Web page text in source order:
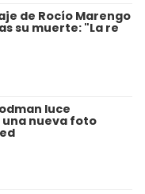
de Rocío Marengo
su muerte: "La re
luce
nueva foto